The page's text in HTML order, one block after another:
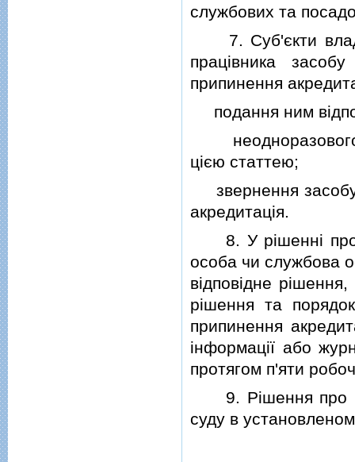
службових та
7. Суб'єкти
працiвника
припинення
подання ним
неодноразового
цiєю статтею;
звернення засобу
акредитацiя.
8. У рiшеннi про
особа чи службова
вiдповiдне рiшення,
рiшення та
припинення
iнформацiї або
протягом п'яти
9. Рiшення про
суду в